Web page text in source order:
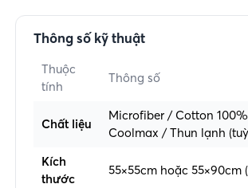
Thông số kỹ thuật
Thuộc
tính
Thông số
Chất liệu
Microfiber / Cotton
Coolmax / Thun lạnh
Kích
thước
55×55cm hoặc 55×90cm